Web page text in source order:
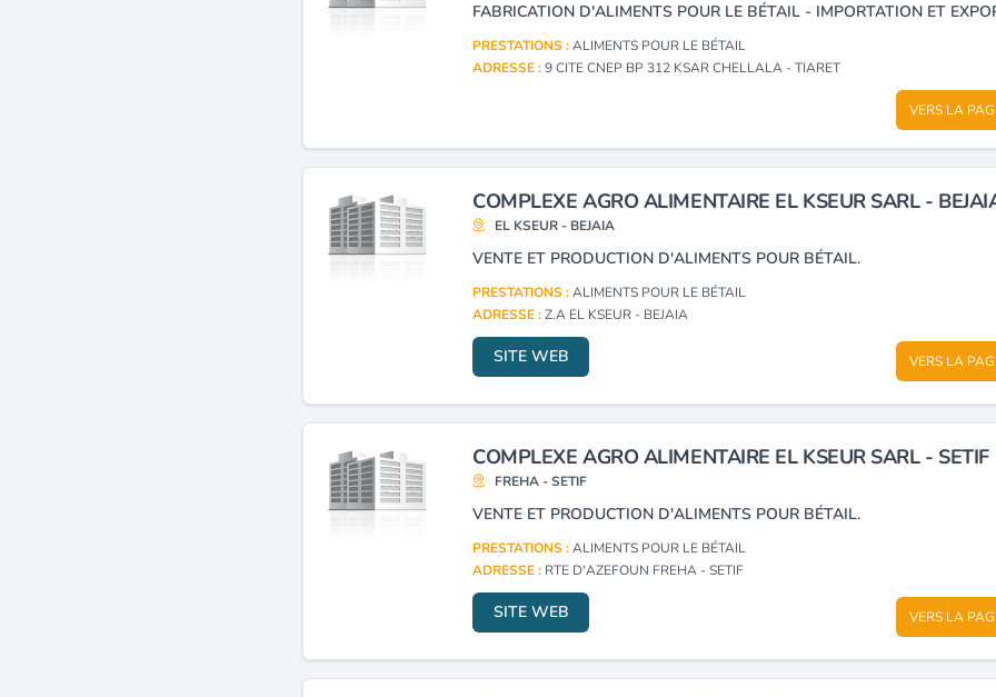
PRESTATIONS :ALIMENTS POUR LE BÉTAIL
ADRESSE :9 CITE CNEP BP 312 KSAR CHELLALA - TIARET
VERS LA
COMPLEXE AGRO ALIMENTAIRE EL KSEUR SARL -
EL KSEUR - BEJAIA
VENTE ET PRODUCTION D'ALIMENTS POUR BÉTAIL.
PRESTATIONS :ALIMENTS POUR LE BÉTAIL
ADRESSE :Z.A EL KSEUR - BEJAIA
SITE WEB VERS LA
COMPLEXE AGRO ALIMENTAIRE EL KSEUR SARL - SETIF
FREHA - SETIF
VENTE ET PRODUCTION D'ALIMENTS POUR BÉTAIL.
PRESTATIONS :ALIMENTS POUR LE BÉTAIL
ADRESSE : RTE D'AZEFOUN FREHA - SETIF
SITE WEB VERS LA